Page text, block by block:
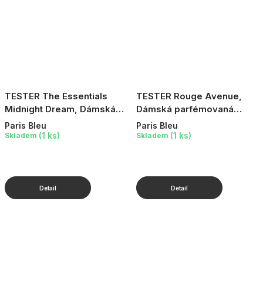
TESTER The Essentials
Midnight Dream, Dámská
parfémovaná voda, 100 ml
Paris Bleu
Skladem (1 ks)
TESTER Rouge Avenue,
Dámská parfémovaná
voda, 100 ml
Paris Bleu
Skladem (1 ks)